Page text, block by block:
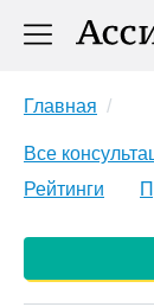
Главная
Все
Рейтинги